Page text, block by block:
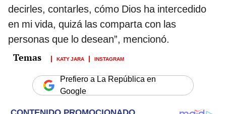
decirles, contarles, cómo Dios ha intercedido
en mi vida, quizá las comparta con las
personas que lo desean”, mencionó.
KATY JARA INSTAGRAM
Prefiero a La República en
Google